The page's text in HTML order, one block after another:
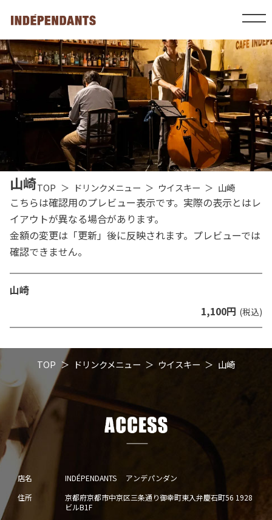
TOP ドリンクメニュー ウイスキー 山崎
山崎
こちらは確認用のプレビュー表示です。実際の表示とはレ
イアウトが異なる場合があります。
金額の変更は「更新」後に反映されます。プレビューでは
確認できません。
山崎
1,100円 (税込)
TOP ドリンクメニュー ウイスキー 山崎
店名
INDÉPENDANTS アンデパンダン
住所
京都府京都市中京区三条通り御幸町東入弁慶石町56 1928
ビルB1F